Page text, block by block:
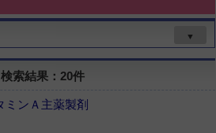
▼
索結果：20件
ミンＡ主薬製剤